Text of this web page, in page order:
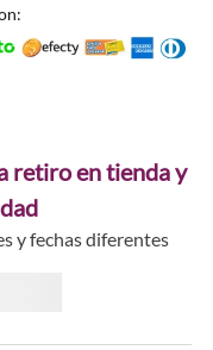
retiro en tienda y
y fechas diferentes